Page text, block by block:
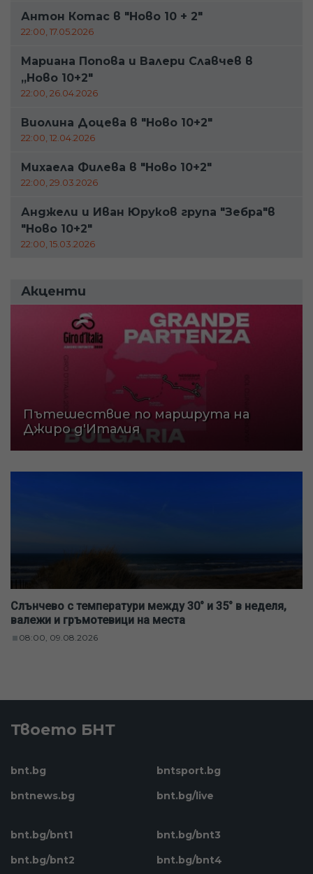
Антон Котас в "Ново 10 + 2"
22:00, 17.05.2026
Мариана Попова и Валери Славчев в
„Ново 10+2"
22:00, 26.04.2026
Виолина Доцева в "Ново 10+2"
22:00, 12.04.2026
Михаела Филева в "Ново 10+2"
22:00, 29.03.2026
Анджели и Иван Юруков група "Зебра"в
"Ново 10+2"
22:00, 15.03.2026
Акценти
Пътешествие по маршрута на
Джиро д'Италия
Слънчево с температури между 30° и 35° в неделя,
валежи и гръмотевици на места
08:00, 09.08.2026
Твоето БНТ
bnt.bg
bntnews.bg
bntsport.bg
bnt.bg/live
bnt.bg/bnt1
bnt.bg/bnt2
bnt.bg/bnt3
bnt.bg/bnt4